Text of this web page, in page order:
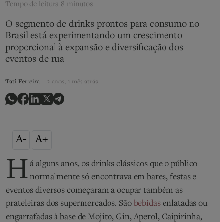
Tempo de leitura 8 minutos
O segmento de drinks prontos para consumo no
Brasil está experimentando um crescimento
proporcional à expansão e diversificação dos
eventos de rua
Tati Ferreira 2 anos, 1 mês atrás
A- A+
H á alguns anos, os drinks clássicos que o público
normalmente só encontrava em bares, festas e
eventos diversos começaram a ocupar também as
prateleiras dos supermercados. São bebidas enlatadas ou
engarrafadas à base de Mojito, Gin, Aperol, Caipirinha,